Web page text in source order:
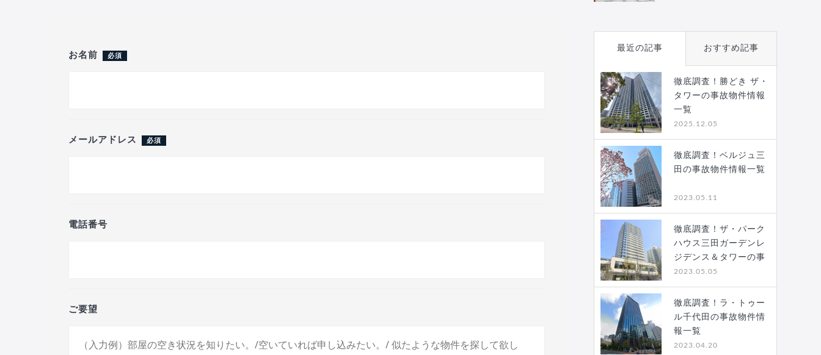
お名前 必須
メールアドレス 必須
電話番号
ご要望
最近の記事 おすすめ記事
徹底調査！勝どき ザ・
タワーの事故物件情報
一覧
2025.12.05
徹底調査！ベルジュ三
田の事故物件情報一覧
2023.05.11
徹底調査！ザ・パーク
ハウス三田ガーデンレ
ジデンス＆タワーの事
故…
2023.05.05
徹底調査！ラ・トゥー
ル千代田の事故物件情
報一覧
2023.04.20